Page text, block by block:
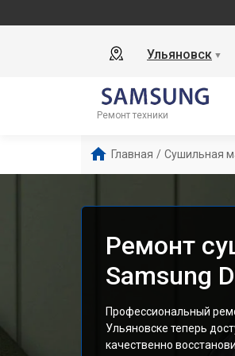
Ульяновск ▼
Ремонт техники
Главная / Сушильная
Ремонт
Samsung
Профессиональный
Ульяновске теперь
качественно